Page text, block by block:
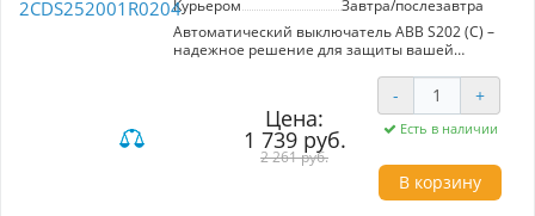
Курьером
Завтра/послезавтра
Автоматический выключатель ABB S202 (С) –
надежное решение для защиты вашей
2CDS252001R0204 скрывается прибор,
способный выдерживать ток до 20 А и
обеспечивать защиту от коротких замыканий
и перенапряжений. Эта 2-полюсная модель с
максимальным параметром разрыва в 6 кА
предназначена для подключения до 2 фаз, что
делает ее идеальной для различных бытовых
Цена:
1 739 руб.
2 261 руб.
- +
Есть в наличии
В корзину